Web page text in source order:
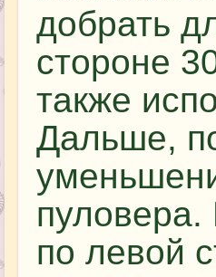
добрать
стороне
также
Дальше,
пуловера.
по левой